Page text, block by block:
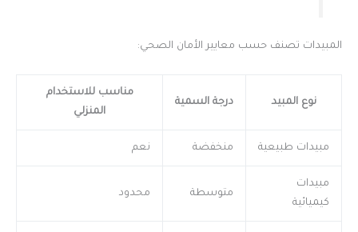
المبيدات تصنف حسب معايير الأمان الصحي:
نوع المبيد درجة السمية
مناسب للاستخدام
المنزلي
مبيدات طبيعية منخفضة نعم
مبيدات
كيميائية
متوسطة محدود